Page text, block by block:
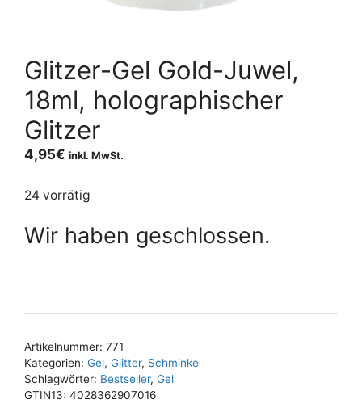
Glitzer-Gel Gold-Juwel,
18ml, holographischer
Glitzer
4,95€ inkl. MwSt.
24 vorrätig
Wir haben geschlossen.
Artikelnummer: 771
Kategorien: Gel, Glitter, Schminke
Schlagwörter: Bestseller, Gel
GTIN13: 4028362907016